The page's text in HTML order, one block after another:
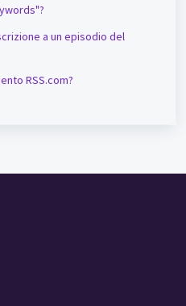
a un episodio del
RSS.com?